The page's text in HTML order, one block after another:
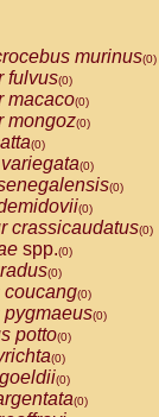
(0)
(0)
(0)
(0)
(0)
(0)
(0)
(0)
(0)
cana
calvus
cupreus
donacophilus
moloch
torquatus
murinus(0)
fulvus(0)
macaco(0)
mongoz(0)
(0)
(0)
(0)
(0)
crassicaudatus(0)
spp.(0)
(0)
coucang(0)
(0)
potto(0)
(0)
(0)
(0)